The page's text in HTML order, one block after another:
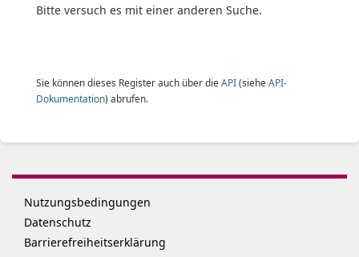
Bitte versuch es mit einer anderen Suche.
Sie können dieses Register auch über die API(siehe API-
Dokumentation) abrufen.
Nutzungsbedingungen
Datenschutz
Barrierefreiheitserklärung